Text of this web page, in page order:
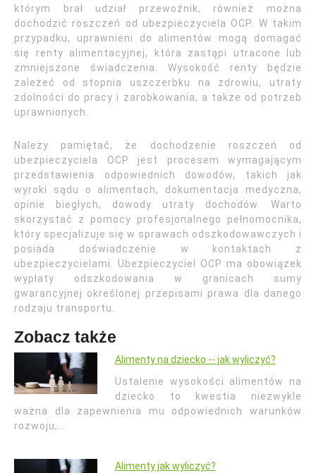
którym brał udział przewoźnik, również można
dochodzić roszczeń od ubezpieczyciela OCP. W takim
przypadku, uprawnieni do alimentów mogą domagać
się renty alimentacyjnej, która zastąpi utracone lub
zmniejszone świadczenia. Wysokość renty będzie
zależeć od stopnia uszczerbku na zdrowiu, utraty
zdolności do pracy i zarobkowania, a także od potrzeb
uprawnionych.
Należy pamiętać, że dochodzenie roszczeń od
ubezpieczyciela OCP jest procesem wymagającym
przedstawienia odpowiednich dowodów, takich jak
wyroki sądu o alimentach, dokumentacja medyczna,
opinie biegłych, dowody utraty dochodów. Warto
skorzystać z pomocy profesjonalnego pełnomocnika,
który specjalizuje się w sprawach odszkodowawczych i
posiada doświadczenie w kontaktach z
ubezpieczycielami. Ubezpieczyciel OCP ma obowiązek
wypłaty odszkodowania w granicach sumy
gwarancyjnej określonej przepisami prawa dla danego
rodzaju transportu.
Zobacz także
Alimenty na dziecko -- jak wyliczyć?
Ustalenie wysokości alimentów na
dziecko to kwestia niezwykle
ważna dla zapewnienia mu odpowiednich warunków
rozwoju,…
Alimenty jak wyliczyć?